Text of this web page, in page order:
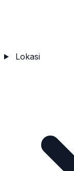
Lokasi